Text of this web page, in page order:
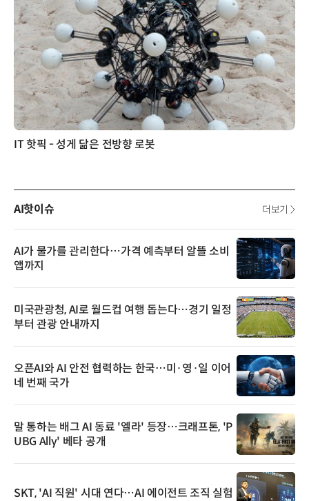
IT 핫픽 - AI 때문에 전기 부족해진다? 미국이 꺼낸 새로운 해법
AI핫이슈 더보기
AI가 물가를 관리한다…가격 예측부터 알뜰 소비
앱까지
미국관광청, AI로 월드컵 여행 돕는다…경기 일정
부터 관광 안내까지
오픈AI와 AI 안전 협력하는 한국…미·영·일 이어
네 번째 국가
말 통하는 배그 AI 동료 '엘라' 등장…크래프톤, 'P
UBG Ally' 베타 공개
SKT, 'AI 직원' 시대 연다…AI 에이전트 조직 실험